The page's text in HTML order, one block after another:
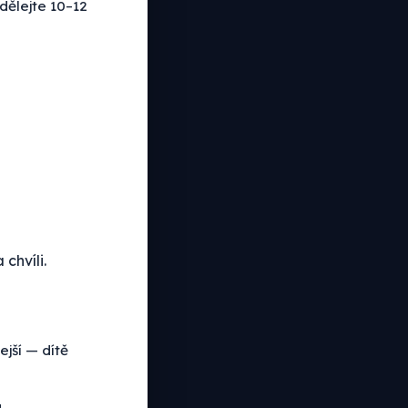
10–12
chvíli.
— dítě